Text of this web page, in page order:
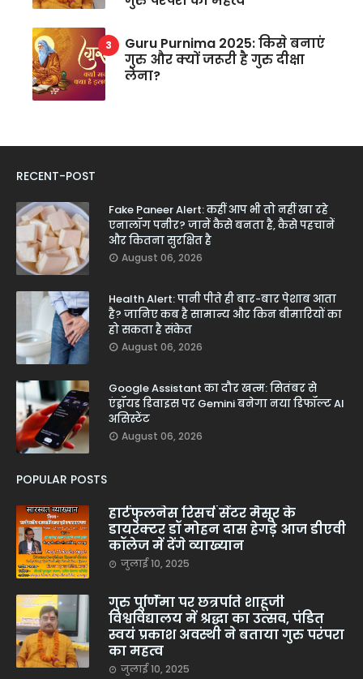
Guru Purnima 2025: किसे बनाएं
गुरु और क्यों जरूरी है गुरु दीक्षा
लेना?
RECENT-POST
Fake Paneer Alert: कहीं आप भी तो नहीं खा रहे
एनालॉग पनीर? जानें कैसे बनता है, कैसे पहचानें
और कितना सुरक्षित है
August 06, 2026
Health Alert: पानी पीते ही बार-बार पेशाब आता
है? जानिए कब है सामान्य और किन बीमारियों का
हो सकता है संकेत
August 06, 2026
Google Assistant का दौर खत्म: सितंबर से
एंड्रॉयड डिवाइस पर Gemini बनेगा नया डिफॉल्ट AI
असिस्टेंट
August 06, 2026
POPULAR POSTS
हार्टफुलनेस रिसर्च सेंटर मैसूर के
डायरेक्टर डॉ मोहन दास हेगड़े आज डीएवी
कॉलेज में देंगे व्याख्यान
जुलाई 10, 2025
गुरु पूर्णिमा पर छत्रपति शाहूजी
विश्वविद्यालय में श्रद्धा का उत्सव, पंडित
स्वयं प्रकाश अवस्थी ने बताया गुरु परंपरा
का महत्व
जुलाई 10, 2025